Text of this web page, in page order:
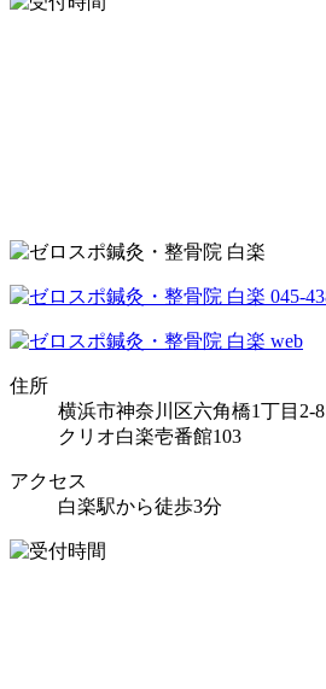
住所
横浜市神奈川区六角橋1丁目2-8
クリオ白楽壱番館103
アクセス
白楽駅から徒歩3分